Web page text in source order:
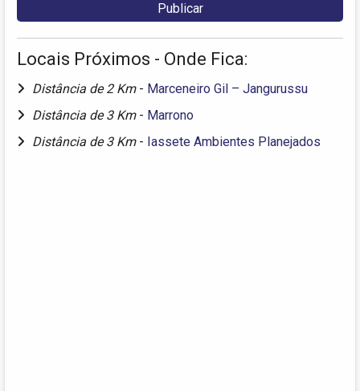
Locais Próximos - Onde Fica:
Distância de 2 Km - Marceneiro Gil – Jangurussu
Distância de 3 Km - Marrono
Distância de 3 Km - Iassete Ambientes Planejados